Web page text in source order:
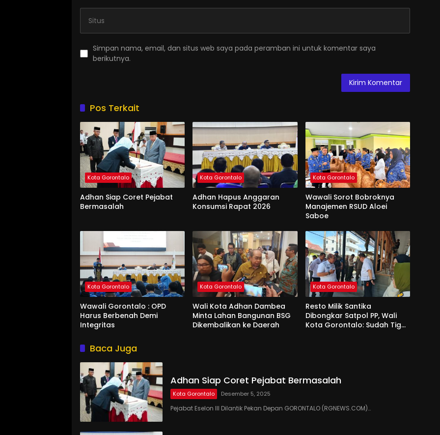
Simpan nama, email, dan situs web saya pada peramban ini untuk komentar saya
berikutnya.
Pos Terkait
Kota Gorontalo
Adhan Siap Coret Pejabat
Bermasalah
Kota Gorontalo
Adhan Hapus Anggaran
Konsumsi Rapat 2026
Kota Gorontalo
Wawali Sorot Bobroknya
Manajemen RSUD Aloei
Saboe
Kota Gorontalo
Wawali Gorontalo : OPD
Harus Berbenah Demi
Integritas
Kota Gorontalo
Wali Kota Adhan Dambea
Minta Lahan Bangunan BSG
Dikembalikan ke Daerah
Kota Gorontalo
Resto Milik Santika
Dibongkar Satpol PP, Wali
Kota Gorontalo: Sudah Tiga
Baca Juga
Adhan Siap Coret Pejabat Bermasalah
Kota Gorontalo Desember 5, 2025
Pejabat Eselon III Dilantik Pekan Depan GORONTALO (RGNEWS.COM)…